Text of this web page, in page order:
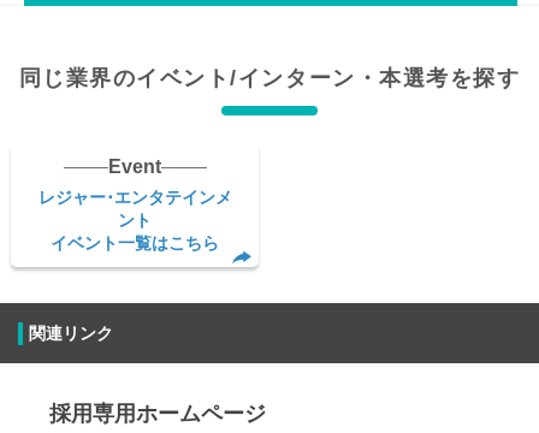
社員900名、アルバイト約8,300名（2016年3月時点）
〒554-0031
大阪府大阪市此花区桜島2丁目1番33号
ユニバーサル・スタジオ・ジャパン®の企画・運用・コンテンツ開発、エン
ターテイメント＆レジャー業界へのビジネス提案
同じ業界のイベント/インターン・本選考を探す
Event
レジャー･エンタテインメ
ント
イベント一覧はこちら
関連リンク
採用専用ホームページ